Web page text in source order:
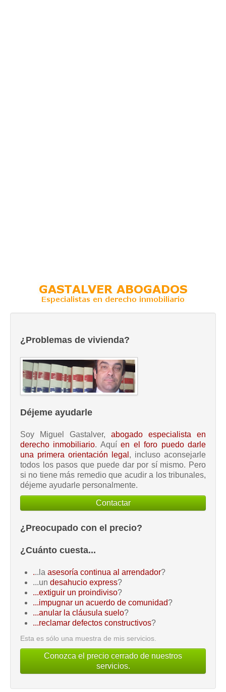
¿Problemas de vivienda?
Déjeme ayudarle
Soy Miguel Gastalver, abogado especialista en
derecho inmobiliario. Aquíen el foro puedo darle
una primera orientación legal , incluso aconsejarle
todos los pasos que puede dar por sí mismo. Pero
si no tiene más remedio que acudir a los tribunales,
déjeme ayudarle personalmente.
Contactar
¿Preocupado con el precio?
¿Cuánto cuesta...
...la asesoría continua al arrendador?
...un desahucio express?
...extiguir un proindiviso?
...impugnar un acuerdo de comunidad?
...anular la cláusula suelo?
...reclamar defectos constructivos?
Esta es sólo una muestra de mis servicios.
Conozca el precio cerrado de nuestros
servicios.